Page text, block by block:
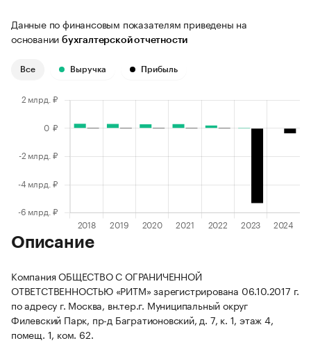
Данные по финансовым показателям приведены на
основании бухгалтерской отчетности
Все Выручка Прибыль
Описание
Компания ОБЩЕСТВО С ОГРАНИЧЕННОЙ
ОТВЕТСТВЕННОСТЬЮ «РИТМ» зарегистрирована 06.10.2017 г.
по адресу г. Москва, вн.тер.г. Муниципальный округ
Филевский Парк, пр-д Багратионовский, д. 7, к. 1, этаж 4,
помещ. 1, ком. 62.